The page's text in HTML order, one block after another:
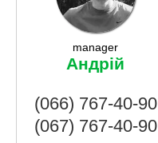
manager
Андрій
(066) 767-40-90
(067) 767-40-90